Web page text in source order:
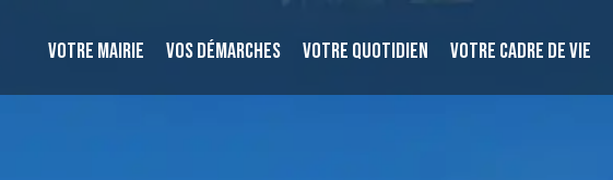
VOTRE MAIRIE VOS DÉMARCHES VOTRE QUOTIDIEN VOTRE CADRE DE VIE